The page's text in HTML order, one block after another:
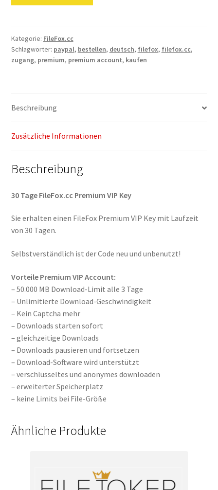
Premium
VIP
Key
Kategorie: FileFox.cc
Schlagwörter: paypal, bestellen, deutsch, filefox, filefox.cc,
zugang, premium, premium account, kaufen
Beschreibung
Zusätzliche Informationen
Beschreibung
30 Tage FileFox.cc Premium VIP Key
Sie erhalten einen FileFox Premium VIP Key mit Laufzeit
von 30 Tagen.
Selbstverständlich ist der Code neu und unbenutzt!
Vorteile Premium VIP Account:
– 50.000 MB Download-Limit alle 3 Tage
– Unlimitierte Download-Geschwindigkeit
– Kein Captcha mehr
– Downloads starten sofort
– gleichzeitige Downloads
– Downloads pausieren und fortsetzen
– Download-Software wird unterstützt
– verschlüsseltes und anonymes downloaden
– erweiterter Speicherplatz
– keine Limits bei File-Größe
Ähnliche Produkte